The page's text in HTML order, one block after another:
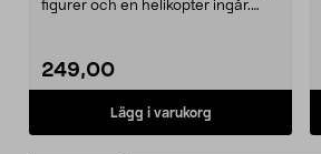
figurer och en helikopter ingår.
249,00
Lägg i varukorg